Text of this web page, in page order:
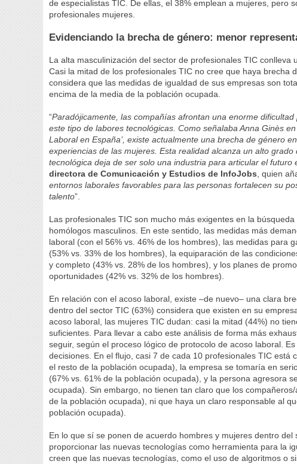
de especialistas TIC. De ellas, el 38% emplean a mujeres, pero
profesionales mujeres.
Evidenciando la brecha de género: menor
La alta masculinización del sector de profesionales TIC conlleva
Casi la mitad de los profesionales TIC no cree que haya brecha
considera que las medidas de igualdad de sus empresas son
encima de la media de la población ocupada.
“Paradójicamente, las compañías afrontan una enorme
este tipo de labores tecnológicas. Como señalaba Anna Ginès
Laboral en España’, existe actualmente una brecha de género
experiencias de las mujeres. Esta realidad alcanza un alto
tecnológica deja de ser solo una industria para articular el futuro
directora de Comunicación y Estudios de InfoJobs , quien
entornos laborales favorables para las personas fortalecen su
talento”.
Las profesionales TIC son mucho más exigentes en la
homólogos masculinos. En este sentido, las medidas más
laboral (con el 56% vs. 46% de los hombres), las medidas para
(53% vs. 33% de los hombres), la equiparación de las
y completo (43% vs. 28% de los hombres), y los planes de
oportunidades (42% vs. 32% de los hombres).
En relación con el acoso laboral, existe –de nuevo– una clara
dentro del sector TIC (63%) considera que existen en su
acoso laboral, las mujeres TIC dudan: casi la mitad (44%) no
suficientes. Para llevar a cabo este análisis de forma más
seguir, según el proceso lógico de protocolo de acoso laboral.
decisiones. En el flujo, casi 7 de cada 10 profesionales TIC está
el resto de la población ocupada), la empresa se tomaría en
(67% vs. 61% de la población ocupada), y la persona agresora
ocupada). Sin embargo, no tienen tan claro que los
de la población ocupada), ni que haya un claro responsable al
población ocupada).
En lo que sí se ponen de acuerdo hombres y mujeres dentro
proporcionar las nuevas tecnologías como herramienta para la
creen que las nuevas tecnologías, como el uso de algoritmos o